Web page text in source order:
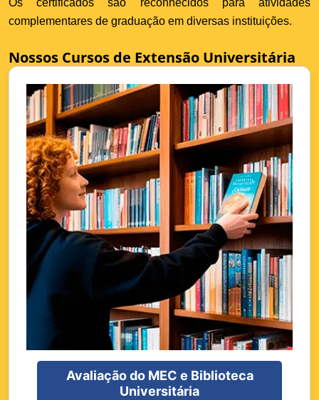
Os certificados são reconhecidos para atividades
complementares de graduação em diversas instituições.
Nossos Cursos de Extensão Universitária
Avaliação do MEC e Biblioteca
Universitária